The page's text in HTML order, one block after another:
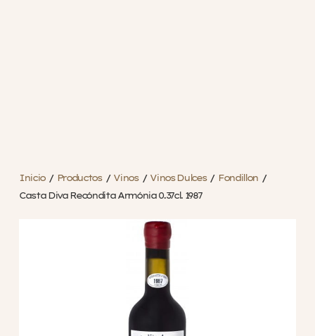
Inicio / Productos / Vinos / Vinos Dulces / Fondillon /
Casta Diva Recóndita Armónia 0.37cl. 1987